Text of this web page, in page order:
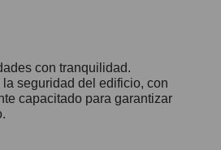
con tranquilidad.
seguridad del edificio, con
capacitado para garantizar